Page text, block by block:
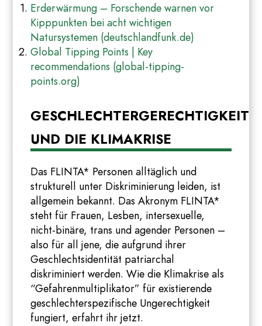
Erderwärmung – Forschende warnen vor
Kipppunkten bei acht wichtigen
Natursystemen (deutschlandfunk.de)
Global Tipping Points | Key
recommendations (global-tipping-
points.org)
GESCHLECHTERGERECHTIGKEIT
UND DIE KLIMAKRISE
Das FLINTA* Personen alltäglich und
strukturell unter Diskriminierung leiden, ist
allgemein bekannt. Das Akronym FLINTA*
steht für Frauen, Lesben, intersexuelle,
nicht-binäre, trans und agender Personen –
also für all jene, die aufgrund ihrer
Geschlechtsidentität patriarchal
diskriminiert werden. Wie die Klimakrise als
“Gefahrenmultiplikator” für existierende
geschlechterspezifische Ungerechtigkeit
fungiert, erfahrt ihr jetzt.